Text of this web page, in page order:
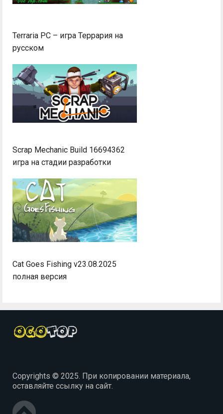
Terraria PC – игра Террария на
русском
Scrap Mechanic Build 16694362
игра на стадии разработки
Cat Goes Fishing v23.08.2025
полная версия
Copyrights © 2025. При копировании материала,
оставляйте ссылку на сайт.